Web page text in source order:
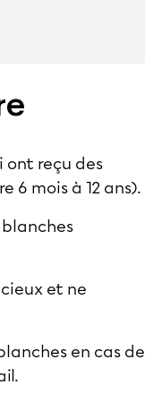
ont reçu des
mois à 12 ans).
et ne
en cas de